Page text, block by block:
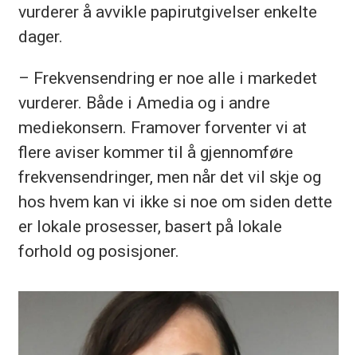
vurderer å avvikle papirutgivelser enkelte
dager.
– Frekvensendring er noe alle i markedet
vurderer. Både i Amedia og i andre
mediekonsern. Framover forventer vi at
flere aviser kommer til å gjennomføre
frekvensendringer, men når det vil skje og
hos hvem kan vi ikke si noe om siden dette
er lokale prosesser, basert på lokale
forhold og posisjoner.